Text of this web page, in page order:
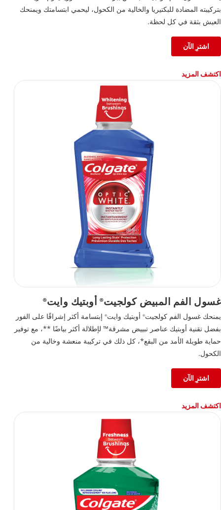
بتركيبته المضادة للبكتيريا والخالية من الكحول، ليحمي ابتسامتك ويمنحك
العيش بثقة في كل لحظة.
اشترِ الآن
اكتشف المزيد
غسول الفم المبيض كولجيت®أوبتيك وايت®
يمنحك غسول الفم كولجيت® أوبتيك وايت® إبتسامة أكثر إشراقًا على الفور
بفضل تقنية أوبتيك عناصر تبييض مشرقة™ لإطلالة أكثر بياضًا **، مع توفير
حماية طويلة الأمد من البقع*، كل ذلك في تركيبة منعشة وخالية من
الكحول.
اشترِ الآن
اكتشف المزيد